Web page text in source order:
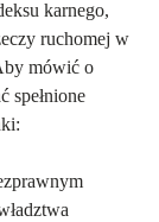
karnego,
ruchomej w
mówić o
spełnione